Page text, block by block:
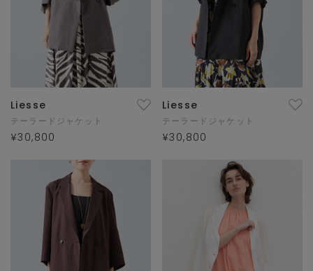
Liesse
テーラードジャケット
¥30,800
Liesse
テーラードジャケット
¥30,800